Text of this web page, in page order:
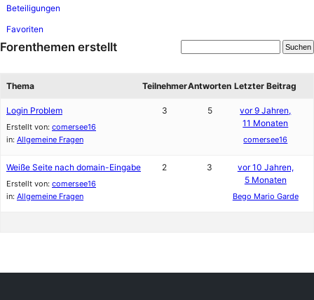
Beteiligungen
Favoriten
Forenthemen erstellt
Thema TeilnehmerAntworten Letzter Beitrag
Login Problem
Erstellt von: comersee16
in: Allgemeine Fragen
3 5
vor 9 Jahren,
11 Monaten
comersee16
Weiße Seite nach domain-Eingabe
Erstellt von: comersee16
in: Allgemeine Fragen
2 3
vor 10 Jahren,
5 Monaten
Bego Mario Garde